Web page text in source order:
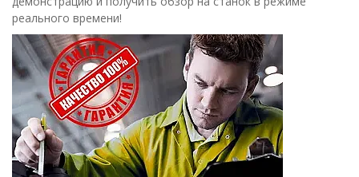
реального времени!